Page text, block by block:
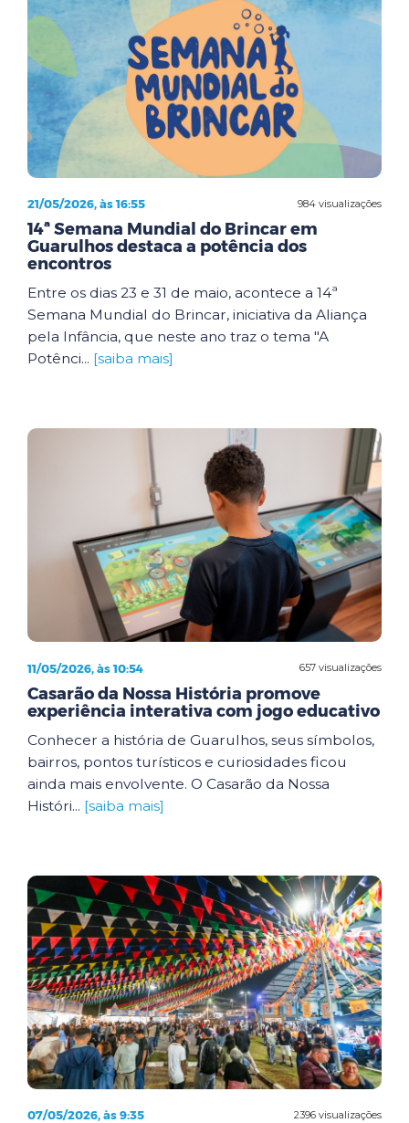
984 visualizações
21/05/2026, às 16:55
14ª Semana Mundial do Brincar em
Guarulhos destaca a potência dos
encontros
Entre os dias 23 e 31 de maio, acontece a 14ª
Semana Mundial do Brincar, iniciativa da Aliança
pela Infância, que neste ano traz o tema "A
Potênci... [saiba mais]
657 visualizações
11/05/2026, às 10:54
Casarão da Nossa História promove
experiência interativa com jogo educativo
Conhecer a história de Guarulhos, seus símbolos,
bairros, pontos turísticos e curiosidades ficou
ainda mais envolvente. O Casarão da Nossa
Históri... [saiba mais]
2396 visualizações
07/05/2026, às 9:35